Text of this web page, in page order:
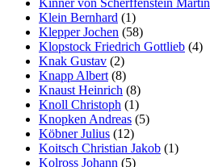
Kinner von Scherffenstein Martin
Klein Bernhard (1)
Klepper Jochen (58)
Klopstock Friedrich Gottlieb (4)
Knak Gustav (2)
Knapp Albert (8)
Knaust Heinrich (8)
Knoll Christoph (1)
Knopken Andreas (5)
Köbner Julius (12)
Koitsch Christian Jakob (1)
Kolross Johann (5)